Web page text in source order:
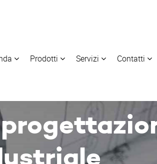
Prodotti Servizi Contatti